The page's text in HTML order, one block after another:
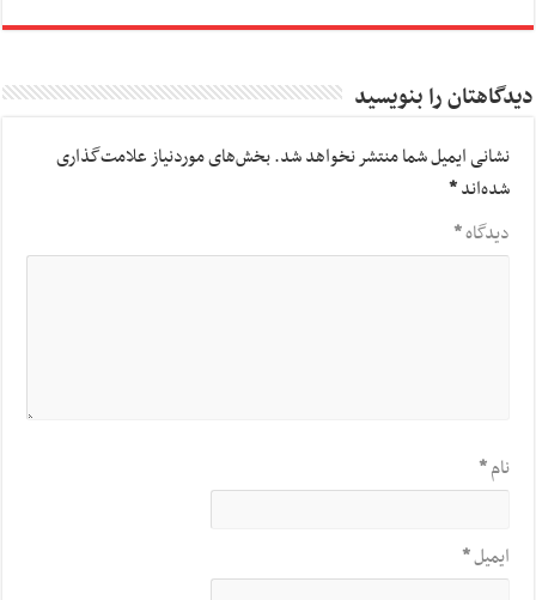
دیدگاهتان را بنویسید
نشانی ایمیل شما منتشر نخواهد شد.بخش‌های موردنیاز علامت‌گذاری
شده‌اند*
دیدگاه*
نام*
ایمیل*